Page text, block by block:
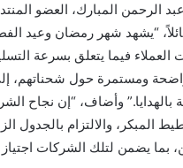
الرحمن المبارك، العضو
قائلاً، “يشهد شهر رمضان وعيد
العملاء فيما يتعلق بسرعة
ومستمرة حول شحناتهم،
وأضاف، “إن نجاح
المبكر، والالتزام بالجدول
بما يضمن لتلك الشركات